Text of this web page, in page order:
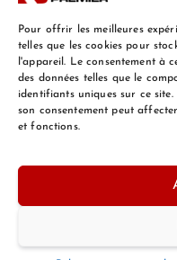
Pour offrir les meilleures
telles que les cookies pour
l'appareil. Le consentement à
des données telles que le
identifiants uniques sur ce
son consentement peut
et fonctions.
Mentions Légales